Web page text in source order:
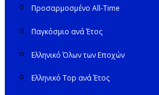
Προσαρμοσμένο All-Time
Παγκόσμιο ανά Έτος
Ελληνικό Όλων των Εποχών
Ελληνικό Top ανά Έτος